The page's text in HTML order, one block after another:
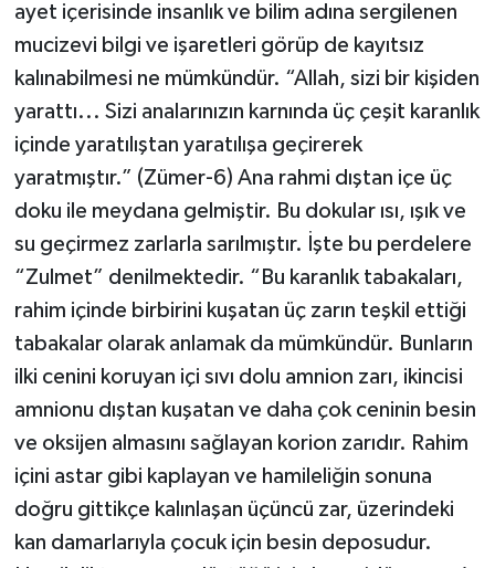
ayet içerisinde insanlık ve bilim adına sergilenen
mucizevi bilgi ve işaretleri görüp de kayıtsız
kalınabilmesi ne mümkündür. “Allah, sizi bir kişiden
yarattı... Sizi analarınızın karnında üç çeşit karanlık
içinde yaratılıştan yaratılışa geçirerek
yaratmıştır.” (Zümer-6) Ana rahmi dıştan içe üç
doku ile meydana gelmiştir. Bu dokular ısı, ışık ve
su geçirmez zarlarla sarılmıştır. İşte bu perdelere
“Zulmet” denilmektedir. “Bu karanlık tabakaları,
rahim içinde birbirini kuşatan üç zarın teşkil ettiği
tabakalar olarak anlamak da mümkündür. Bunların
ilki cenini koruyan içi sıvı dolu amnion zarı, ikincisi
amnionu dıştan kuşatan ve daha çok ceninin besin
ve oksijen almasını sağlayan korion zarıdır. Rahim
içini astar gibi kaplayan ve hamileliğin sonuna
doğru gittikçe kalınlaşan üçüncü zar, üzerindeki
kan damarlarıyla çocuk için besin deposudur.